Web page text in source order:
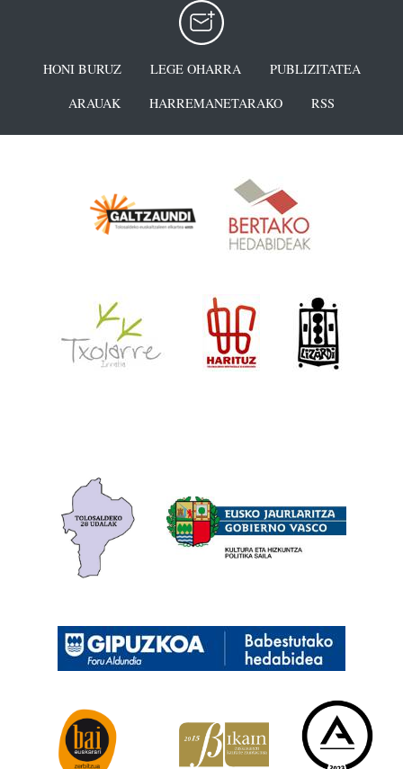
HONI BURUZ LEGE OHARRA
PUBLIZITATEA
ARAUAK
HARREMANETARAKO RSS